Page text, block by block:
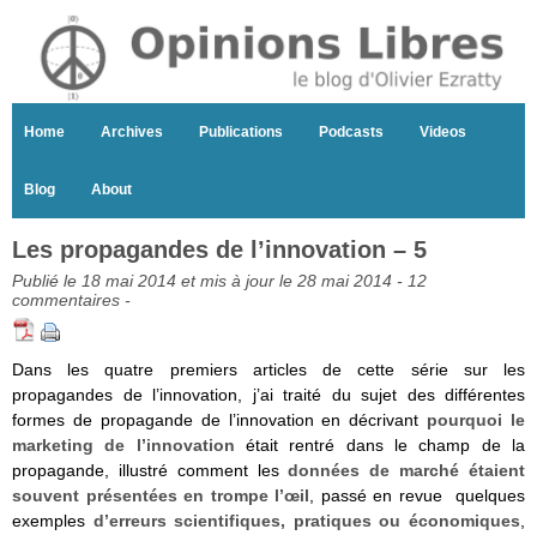
Home Archives Publications Podcasts Videos
Blog About
Les propagandes de l’innovation – 5
Publié le 18 mai 2014 et mis à jour le 28 mai 2014 - 12
commentaires -
Dans les quatre premiers articles de cette série sur les
propagandes de l’innovation, j’ai traité du sujet des différentes
formes de propagande de l’innovation en décrivant pourquoi le
marketing de l’innovation était rentré dans le champ de la
propagande, illustré comment lesdonnées de marché étaient
souvent présentées en trompe l’œil , passé en revue quelques
exemples d’erreurs scientifiques, pratiques ou économiques